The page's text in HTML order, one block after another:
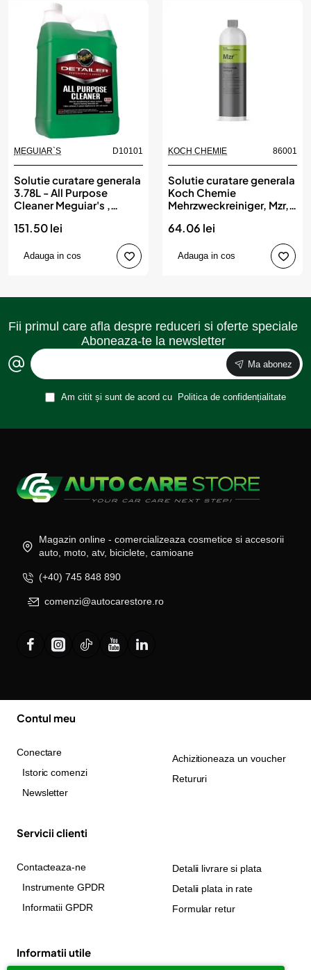
MEGUIAR`S D10101
Solutie curatare generala
3.78L - All Purpose
Cleaner Meguiar's ,
151.50 lei
Adauga in cos
Produs de top
KOCH CHEMIE 86001
Solutie curatare generala
Koch Chemie
Mehrzweckreiniger, Mzr,
64.06 lei
Adauga in cos
Fii primul care afla despre reduceri si oferte speciale
Aboneaza-te la newsletter
Ma abonez
Am citit și sunt de acord cu Politica de confidențialitate
Magazin online - comercializeaza cosmetice si accesorii
auto, moto, atv, biciclete, camioane
(+40) 745 848 890
comenzi@autocarestore.ro
Contul meu
Conectare
Istoric comenzi
Newsletter
Achizitioneaza un voucher
Retururi
Servicii clienti
Contacteaza-ne
Instrumente GPDR
Informatii GPDR
Detalii livrare si plata
Detalii plata in rate
Formular retur
Informatii utile